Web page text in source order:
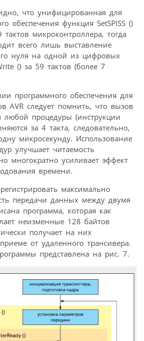
что унифицированная для
обеспечения функция SetSPISS ()
тактов микроконтроллера, тогда
всего лишь выставление
нуля на одной из цифровых
() за 59 тактов (более 7
программного обеспечения для
AVR следует помнить, что вызов
процедуры (инструкции
за 4 такта, следовательно,
микросекунду. Использование
улучшает читаемость
многократно усиливает эффект
времени.
максимально
передачи данных между двумя
программа, которая как
неизменные 128 байтов
получает на них
от удаленного трансивера.
представлена на рис. 7.